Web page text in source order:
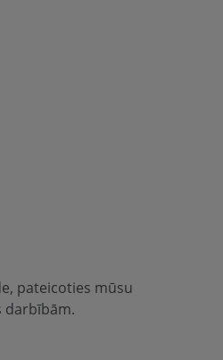
pateicoties mūsu
darbībām.